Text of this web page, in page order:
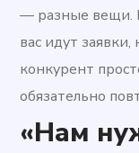
— разные вещи.
вас идут
конкурент
обязательно
«Нам